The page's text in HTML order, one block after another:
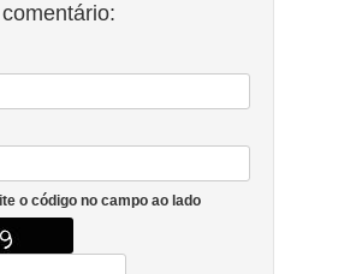
o código no campo ao lado